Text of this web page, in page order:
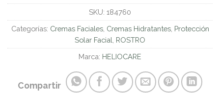
SKU: 184760
Categorías: Cremas Faciales, Cremas Hidratantes, Protección
Solar Facial ROSTRO
Marca: HELIOCARE
Compartir